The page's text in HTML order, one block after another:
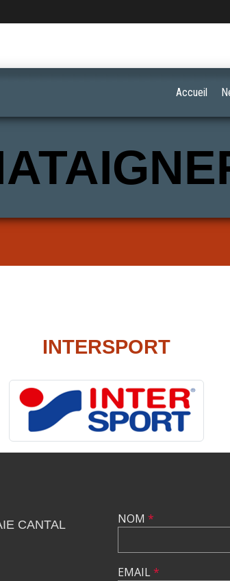
INTERSPORT
Accueil
CANTAL
NOM *
EMAIL*